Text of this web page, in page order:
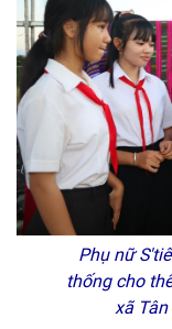
Phụ nữ
thống cho
xã Tân